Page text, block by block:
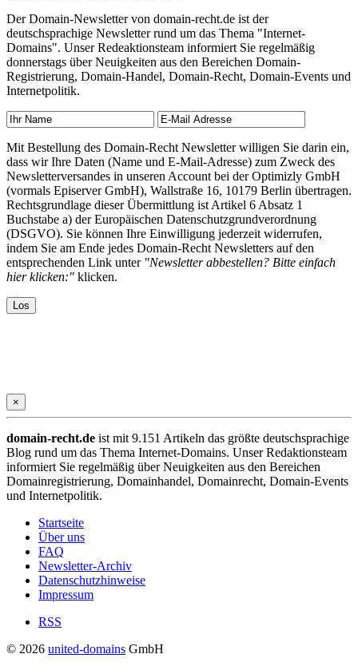
Der Domain-Newsletter von domain-recht.de ist der
deutschsprachige Newsletter rund um das Thema "Internet-
Domains". Unser Redeaktionsteam informiert Sie regelmäßig
donnerstags über Neuigkeiten aus den Bereichen Domain-
Registrierung, Domain-Handel, Domain-Recht, Domain-Events und
Internetpolitik.
Mit Bestellung des Domain-Recht Newsletter willigen Sie darin ein,
dass wir Ihre Daten (Name und E-Mail-Adresse) zum Zweck des
Newsletterversandes in unseren Account bei der Optimizly GmbH
(vormals Episerver GmbH), Wallstraße 16, 10179 Berlin übertragen.
Rechtsgrundlage dieser Übermittlung ist Artikel 6 Absatz 1
Buchstabe a) der Europäischen Datenschutzgrundverordnung
(DSGVO). Sie können Ihre Einwilligung jederzeit widerrufen,
indem Sie am Ende jedes Domain-Recht Newsletters auf den
entsprechenden Link unter "Newsletter abbestellen? Bitte einfach
hier klicken:" klicken.
×
domain-recht.de ist mit 9.151 Artikeln das größte deutschsprachige
Blog rund um das Thema Internet-Domains. Unser Redaktionsteam
informiert Sie regelmäßig über Neuigkeiten aus den Bereichen
Domainregistrierung, Domainhandel, Domainrecht, Domain-Events
und Internetpolitik.
Startseite
Über uns
FAQ
Newsletter-Archiv
Datenschutzhinweise
Impressum
RSS
© 2026 united-domains GmbH